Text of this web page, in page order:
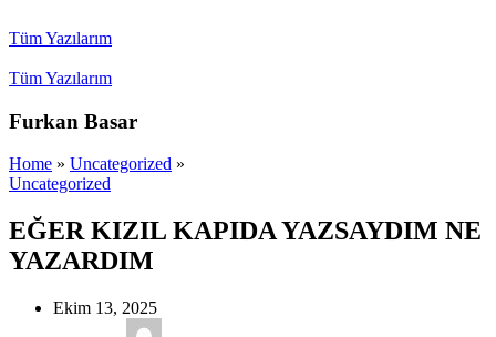
Tüm Yazılarım
Tüm Yazılarım
Furkan Basar
Home » Uncategorized »
Uncategorized
EĞER KIZIL KAPIDA YAZSAYDIM NE
YAZARDIM
Ekim 13, 2025